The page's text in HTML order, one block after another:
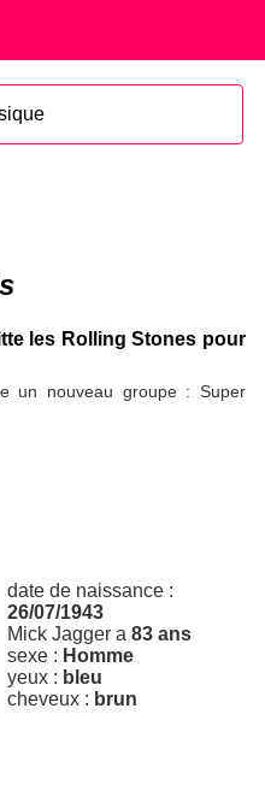
les Rolling Stones pour
un nouveau groupe : Super
date de naissance :
26/07/1943
Mick Jagger a 83 ans
sexe : Homme
yeux : bleu
cheveux : brun